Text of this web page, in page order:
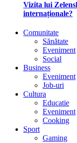
Vizita lui
internaționale?
Comunitate
Sănătate
Eveniment
Social
Business
Eveniment
Job-uri
Cultura
Educatie
Eveniment
Cooking
Sport
Gaming